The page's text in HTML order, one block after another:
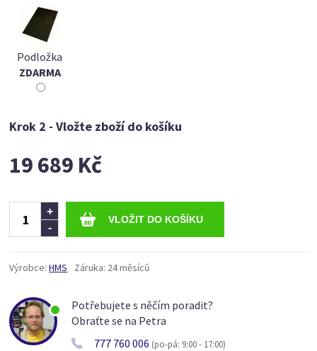
Podložka
ZDARMA
Krok 2 - Vložte zboží do košíku
19 689 Kč
-
+
Výrobce: HMS Záruka: 24 měsíců
Potřebujete s něčím poradit?
Obraťte se na Petra
777 760 006 (po-pá: 9:00 - 17:00)